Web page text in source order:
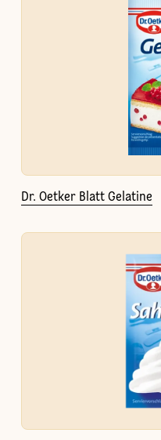
Dr. Oetker Blatt Gelatine